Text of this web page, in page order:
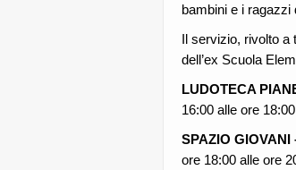
bambini e i ragazzi
Il servizio, rivolto a
dell’ex Scuola
LUDOTECA
16:00 alle ore
SPAZIO GIOVANI
ore 18:00 alle ore